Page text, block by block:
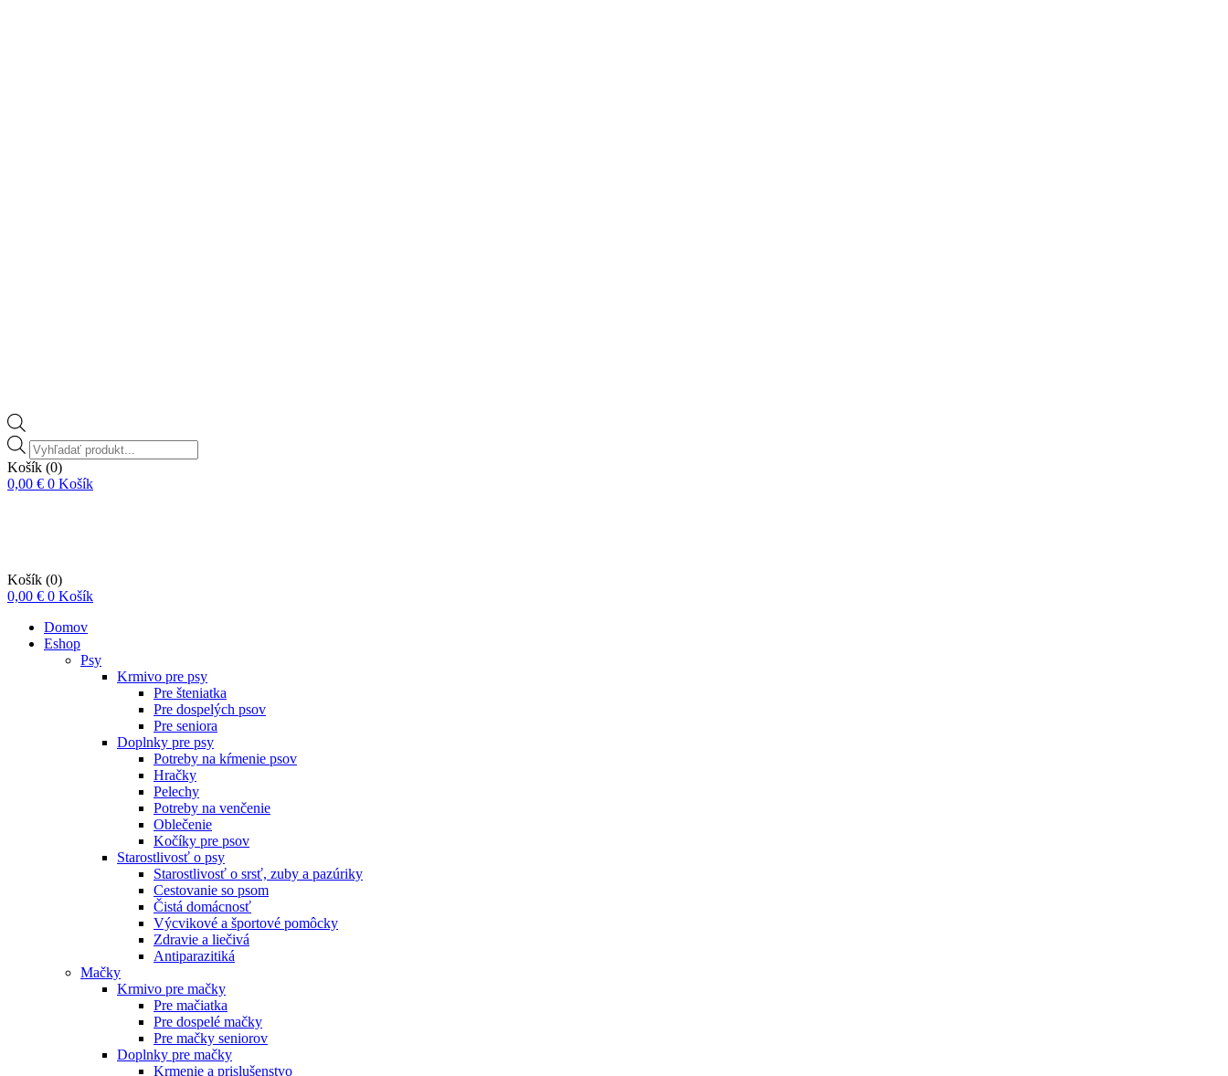
Vyhľadávanie
produktov
Košík (0)
0,00 € 0 Košík
Košík (0)
0,00 € 0 Košík
Domov
Eshop
Psy
Krmivo pre psy
Pre šteniatka
Pre dospelých psov
Pre seniora
Doplnky pre psy
Potreby na kŕmenie psov
Hračky
Pelechy
Potreby na venčenie
Oblečenie
Kočíky pre psov
Starostlivosť o psy
Starostlivosť o srsť, zuby a pazúriky
Cestovanie so psom
Čistá domácnosť
Výcvikové a športové pomôcky
Zdravie a liečivá
Antiparazitiká
Mačky
Krmivo pre mačky
Pre mačiatka
Pre dospelé mačky
Pre mačky seniorov
Doplnky pre mačky
Krmenie a prislušenstvo